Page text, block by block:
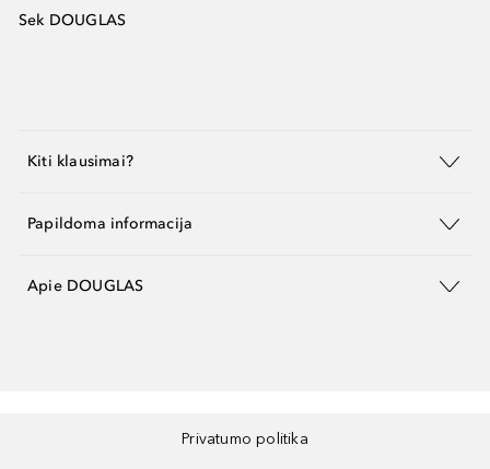
Sek DOUGLAS
Kiti klausimai?
Papildoma informacija
Apie DOUGLAS
Privatumo politika